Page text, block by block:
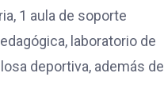
1 aula de soporte
laboratorio de
deportiva, además de